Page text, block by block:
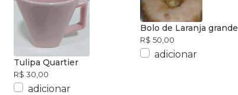
Tulipa Quartier
R$ 30,00
adicionar
Bolo de Laranja grande
R$ 50,00
adicionar